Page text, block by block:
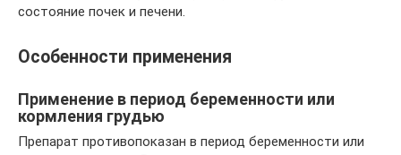
состояние почек и печени.
Особенности применения
Применение в период беременности или
кормления грудью
Препарат противопоказан в период беременности или